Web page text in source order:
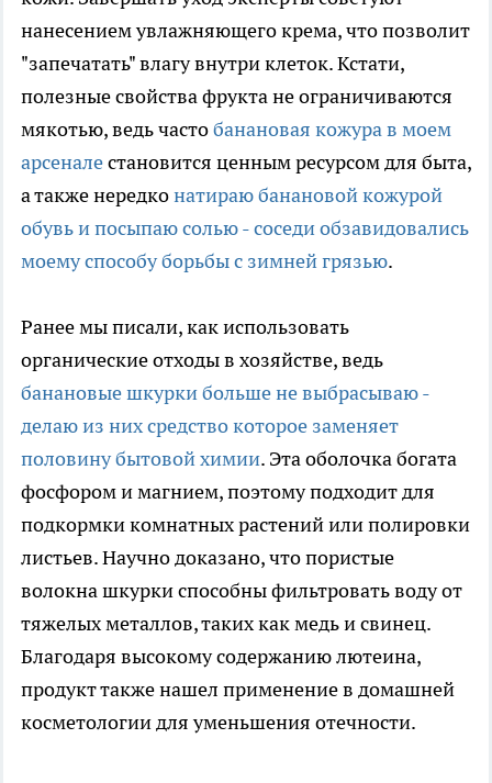
нанесением увлажняющего крема, что позволит
"запечатать" влагу внутри клеток. Кстати,
полезные свойства фрукта не ограничиваются
мякотью, ведь частобанановая кожура в моем
арсеналестановится ценным ресурсом для быта,
а также нередконатираю банановой кожурой
обувь и посыпаю солью - соседи обзавидовались
моему способу борьбы с зимней грязью.
Ранее мы писали, как использовать
органические отходы в хозяйстве, ведь
банановые шкурки больше не выбрасываю -
делаю из них средство которое заменяет
половину бытовой химии. Эта оболочка богата
фосфором и магнием, поэтому подходит для
подкормки комнатных растений или полировки
листьев. Научно доказано, что пористые
волокна шкурки способны фильтровать воду от
тяжелых металлов, таких как медь и свинец.
Благодаря высокому содержанию лютеина,
продукт также нашел применение в домашней
косметологии для уменьшения отечности.